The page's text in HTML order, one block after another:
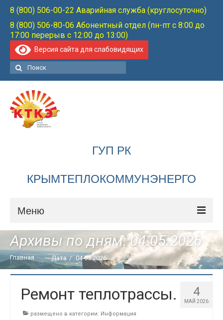
8 (800) 506-00-22 Аварийная служба (круглосуточно)
8 (800) 506-80-06 Абонентный отдел (пн-пт с 8:00 до
17:00 перерыв с 12:00 до 13:00)
Версия сайта для слабовидящих
Поиск:
ГУП РК
КРЫМТЕПЛОКОММУНЭНЕРГО
Меню
Информация
Закупки
Руководство
Обратная связь
Архивы по дням: 04.05.2026
Главная Дата / 04.05.2026
4
МАЙ 2026
Ремонт теплотрассы.
размещено в категории: Информация